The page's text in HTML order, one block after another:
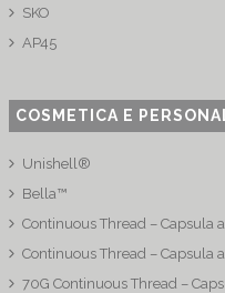
SKO
AP45
COSMETICA E
Unishell®
Bella™
Continuous Thread – Capsula
Continuous Thread – Capsula
70G Continuous Thread –